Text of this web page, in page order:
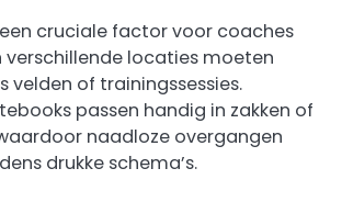
cruciale factor voor coaches
verschillende locaties moeten
velden of trainingssessies.
passen handig in zakken of
naadloze overgangen
drukke schema’s.